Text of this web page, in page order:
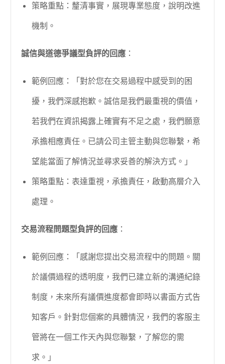
策略重點：釐清事實，展現專業態度，說明改進
機制。
誠信與道德爭議型負評的回應 ：
範例回應：「對於您在交易過程中感受到的困
擾，我們深感抱歉。誠信是我們最重視的價值，
若我們在資訊揭露上確實有不足之處，我們願意
承擔相應責任。已請公司主管主動與您聯繫，希
望能當面了解情況並尋求妥善的解決方式。」
策略重點：表達重視，承擔責任，啟動高層介入
處理。
交易流程問題型負評的回應 ：
範例回應：「感謝您提出交易流程中的問題。關
於議價過程的透明度，我們已建立新的溝通紀錄
制度，未來所有議價進度都會即時以書面方式告
知客戶。針對您個案的具體情況，我們的客服主
管將在一個工作天內與您聯繫，了解您的需
求。」